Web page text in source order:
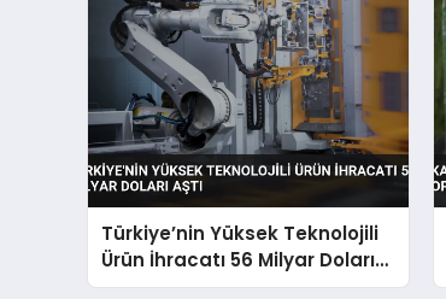
Türkiye’nin Yüksek Teknolojili
Ürün İhracatı 56 Milyar Doları
Aştı